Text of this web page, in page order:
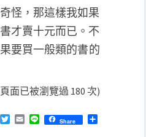
怪，那這樣我如果
才賣十元而已。不
要買一般類的書的
面已被瀏覽過 180 次)
T
E
L
Share
分